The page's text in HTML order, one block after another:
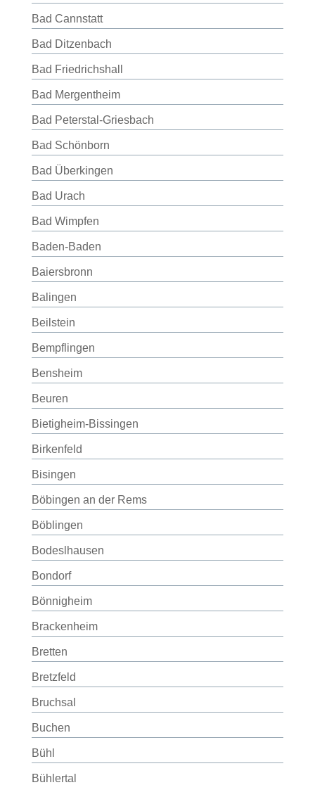
Bad Cannstatt
Bad Ditzenbach
Bad Friedrichshall
Bad Mergentheim
Bad Peterstal-Griesbach
Bad Schönborn
Bad Überkingen
Bad Urach
Bad Wimpfen
Baden-Baden
Baiersbronn
Balingen
Beilstein
Bempflingen
Bensheim
Beuren
Bietigheim-Bissingen
Birkenfeld
Bisingen
Böbingen an der Rems
Böblingen
Bodeslhausen
Bondorf
Bönnigheim
Brackenheim
Bretten
Bretzfeld
Bruchsal
Buchen
Bühl
Bühlertal